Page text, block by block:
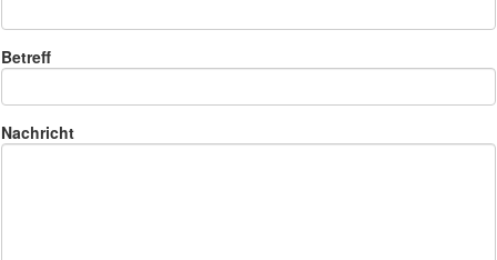
Betreff
Nachricht